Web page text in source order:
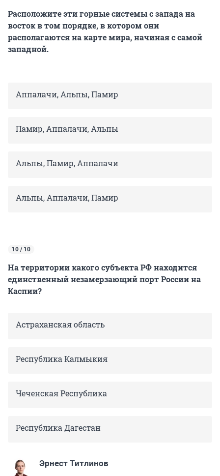
Расположите эти горные системы с запада на
восток в том порядке, в котором они
располагаются на карте мира, начиная с самой
западной.
Аппалачи, Альпы, Памир
Памир, Аппалачи, Альпы
Альпы, Памир, Аппалачи
Альпы, Аппалачи, Памир
10 / 10
На территории какого субъекта РФ находится
единственный незамерзающий порт России на
Каспии?
Астраханская область
Республика Калмыкия
Чеченская Республика
Республика Дагестан
Эрнест Титлинов